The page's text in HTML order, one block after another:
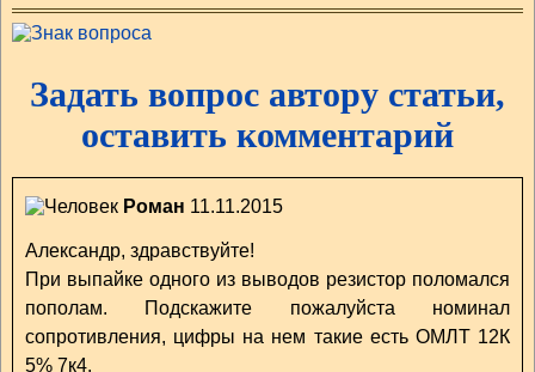
Задать вопрос автору статьи,
оставить комментарий
Роман 11.11.2015
Александр, здравствуйте!
При выпайке одного из выводов резистор поломался
пополам. Подскажите пожалуйста номинал
сопротивления, цифры на нем такие есть ОМЛТ 12К
5% 7к4.